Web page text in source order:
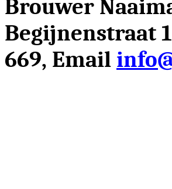
Brouwer
Begijnenstraat
669, Email